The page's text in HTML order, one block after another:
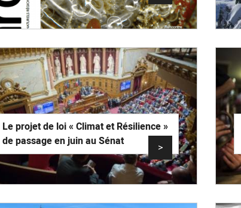
Le projet de loi « Climat et Résilience »
de passage en juin au Sénat
>